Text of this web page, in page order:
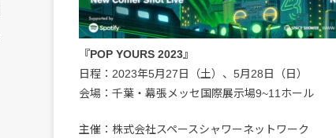
『POP YOURS 2023』
日程：2023年5月27日（土）、5月28日（日）
会場：千葉・幕張メッセ国際展示場9~11ホール
主催：株式会社スペースシャワーネットワーク